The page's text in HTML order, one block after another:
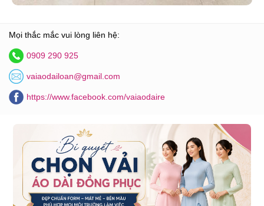
Mọi thắc mắc vui lòng liên hệ:
0909 290 925
vaiaodailoan@gmail.com
https://www.facebook.com/vaiaodaire